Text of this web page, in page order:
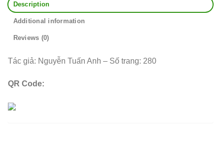
Description
Additional information
Reviews (0)
Tác giả: Nguyễn Tuấn Anh – Số trang: 280
QR Code: